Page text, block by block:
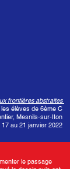
frontières abstraites
élèves de 6ème C
Mesnils-sur-Iton
17 au 21 janvier 2022
le passage